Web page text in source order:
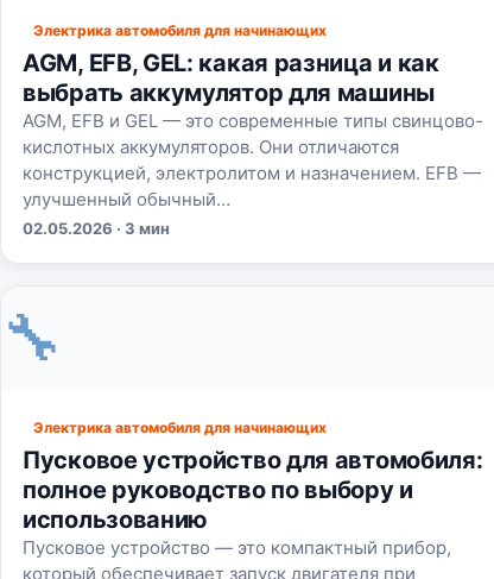
Электрика автомобиля для начинающих
AGM, EFB, GEL: какая разница и как
выбрать аккумулятор для машины
AGM, EFB и GEL — это современные типы свинцово-
кислотных аккумуляторов. Они отличаются
конструкцией, электролитом и назначением. EFB —
улучшенный обычный…
02.05.2026 · 3 мин
🔧
Электрика автомобиля для начинающих
Пусковое устройство для автомобиля:
полное руководство по выбору и
использованию
Пусковое устройство — это компактный прибор,
который обеспечивает запуск двигателя при